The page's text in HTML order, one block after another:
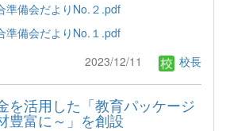
準備会だよりNo.２.pdf
備会だよりNo.１.pdf
2023/12/11 校長
を活用した「教育パッケージ
豊富に～」を創設